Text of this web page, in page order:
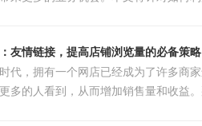
友情链接，提高店铺浏览量的必备策略
，拥有一个网店已经成为了许多商家
多的人看到，从而增加销售量和收益